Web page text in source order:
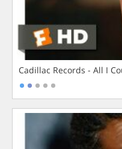
Cadillac Records - All I